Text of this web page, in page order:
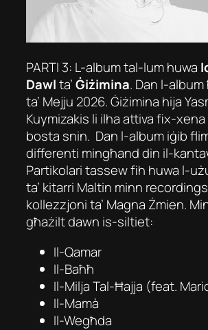
PARTI 3: L-album tal-lum huwa
Dawlta’Ġiżimina. Dan l-
ta’ Mejju 2026. Ġiżimina hija
Kuymizakis li ilha attiva fix-
bosta snin. Dan l-album iġib
differenti mingħand din il-
Partikolari tassew fih huwa l-
ta’ kitarri Maltin minn
kollezzjoni ta’ Magna Żmien.
għażilt dawn is-siltiet:
Il-Qamar
Il-Baħħ
Il-Milja Tal-Ħajja (feat.
Il-Mamà
Il-Wegħda